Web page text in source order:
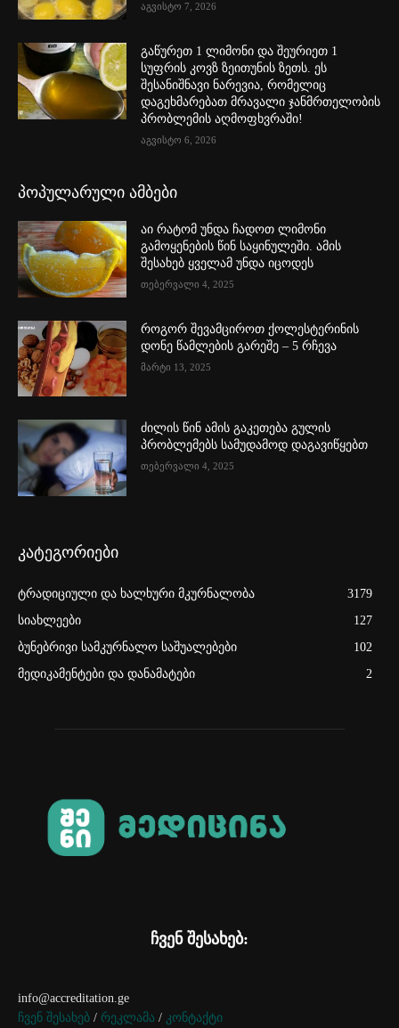
აგვისტო 7, 2026
გაწურეთ 1 ლიმონი და შეურიეთ 1
სუფრის კოვზ ზეითუნის ზეთს. ეს
შესანიშნავი ნარევია, რომელიც
დაგეხმარებათ მრავალი ჯანმრთელობის
პრობლემის აღმოფხვრაში!
აგვისტო 6, 2026
პოპულარული ამბები
აი რატომ უნდა ჩადოთ ლიმონი
გამოყენების წინ საყინულეში. ამის
შესახებ ყველამ უნდა იცოდეს
თებერვალი 4, 2025
როგორ შევამციროთ ქოლესტერინის
დონე წამლების გარეშე – 5 რჩევა
მარტი 13, 2025
ძილის წინ ამის გაკეთება გულის
პრობლემებს სამუდამოდ დაგავიწყებთ
თებერვალი 4, 2025
კატეგორიები
ტრადიციული და ხალხური მკურნალობა
3179
სიახლეები
127
ბუნებრივი სამკურნალო საშუალებები
102
მედიკამენტები და დანამატები
2
ჩვენ შესახებ:
info@accreditation.ge
ჩვენ შესახებ / რეკლამა / კონტაქტი